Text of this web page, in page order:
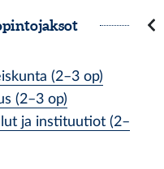
(2–3 op)
(2–3 op)
ja instituutiot (2–